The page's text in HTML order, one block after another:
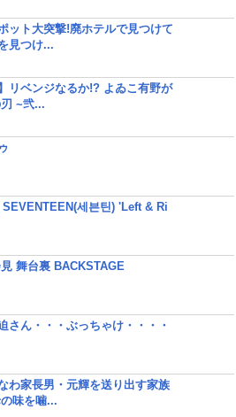
ット大突撃!廃ホテルで見つけて
見つけ...
リベンジなるか!? よゐこ有野が
~弐...
세븐틴) 'Left & Ri
舞台裏 BACKSTAGE
さん・・・ぶっちゃけ・・・・
わ家長男・元輝を送り出す家族
味を噛...